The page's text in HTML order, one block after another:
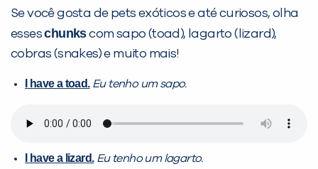
Se você gosta de pets exóticos e até curiosos, olha
esseschunkscom sapo (toad), lagarto (lizard),
cobras (snakes) e muito mais!
I have a toad. Eu tenho um sapo.
I have a lizard. Eu tenho um lagarto.